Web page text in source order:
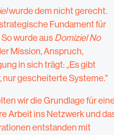
wurde dem nicht gerecht.
Fundament für
wurde ausDomizielNo
Mission, Anspruch,
in sich trägt: „Es gibt
gescheiterte Systeme."
wir die Grundlage für
Arbeit ins Netzwerk und
entstanden mit